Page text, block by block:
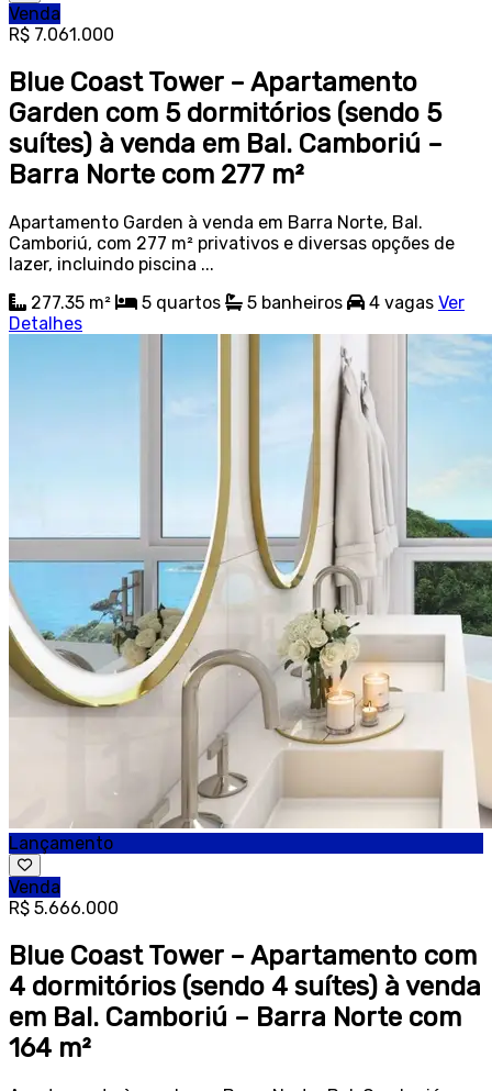
Venda
R$ 7.061.000
Blue Coast Tower – Apartamento
Garden com 5 dormitórios (sendo 5
suítes) à venda em Bal. Camboriú –
Barra Norte com 277 m²
Apartamento Garden à venda em Barra Norte, Bal.
Camboriú, com 277 m² privativos e diversas opções de
lazer, incluindo piscina ...
277.35 m²
5 quartos 5 banheiros 4 vagas Ver
Detalhes
Lançamento
Venda
R$ 5.666.000
Blue Coast Tower – Apartamento com
4 dormitórios (sendo 4 suítes) à venda
em Bal. Camboriú – Barra Norte com
164 m²